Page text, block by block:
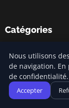
Catégories
Changement
General
Nous utilisons
de navigation.
de confidentialité.
Accepter